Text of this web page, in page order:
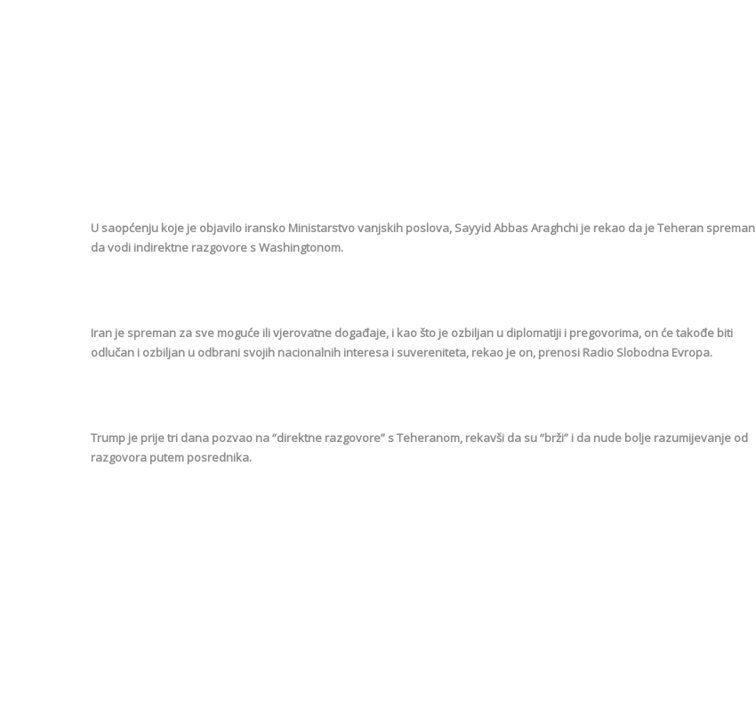
U saopćenju koje je objavilo iransko Ministarstvo vanjskih poslova, Sayyid Abbas Araghchi je rekao da je Teheran spreman
da vodi indirektne razgovore s Washingtonom.
Iran je spreman za sve moguće ili vjerovatne događaje, i kao što je ozbiljan u diplomatiji i pregovorima, on će takođe biti
odlučan i ozbiljan u odbrani svojih nacionalnih interesa i suvereniteta, rekao je on, prenosi Radio Slobodna Evropa.
Trump je prije tri dana pozvao na “direktne razgovore” s Teheranom, rekavši da su “brži” i da nude bolje razumijevanje od
razgovora putem posrednika.